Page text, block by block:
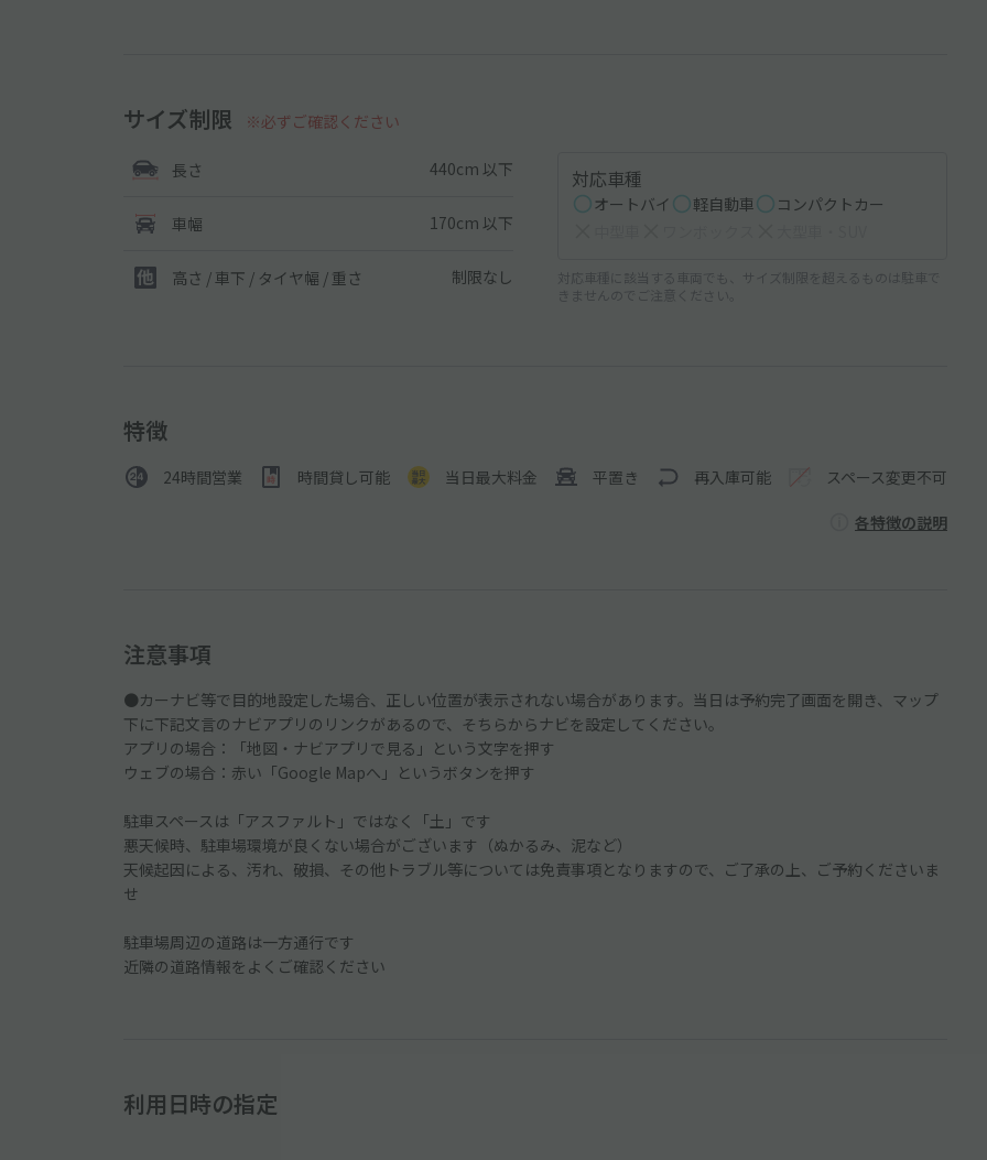
サイズ制限 ※必ずご確認ください
長さ 440cm 以下
車幅 170cm 以下
高さ / 車下 / タイヤ幅 / 重さ 制限なし
対応車種
オートバイ 軽自動車
コンパクトカー
対応車種に該当する車両でも、サイズ制限を超えるものは駐車で
きませんのでご注意ください。
特徴
24時間営業 時間貸し可能 当日最大料金 平置き 再入庫可能 スペース変更不可
各特徴の説明
注意事項
●カーナビ等で目的地設定した場合、正しい位置が表示されない場合があります。当日は予約完了画面を開き、マップ
下に下記文言のナビアプリのリンクがあるので、そちらからナビを設定してください。
アプリの場合：「地図・ナビアプリで見る」という文字を押す
ウェブの場合：赤い「Google Mapへ」というボタンを押す
駐車スペースは「アスファルト」ではなく「土」です
悪天候時、駐車場環境が良くない場合がございます（ぬかるみ、泥など）
天候起因による、汚れ、破損、その他トラブル等については免責事項となりますので、ご了承の上、ご予約くださいま
せ
駐車場周辺の道路は一方通行です
近隣の道路情報をよくご確認ください
利用日時の指定